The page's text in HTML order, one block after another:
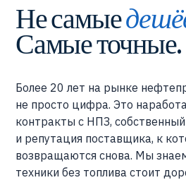
Не самые
Самые точные.
Более 20 лет на рынке
не просто цифра. Это
контракты с НПЗ,
и репутация поставщика, к
возвращаются снова. Мы
техники без топлива стоит